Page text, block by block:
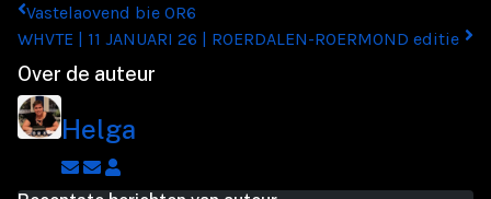
Vastelaovend bie OR6
WHVTE | 11 JANUARI 26 | ROERDALEN-ROERMOND editie
Over de auteur
Helga
Abonneer
op
Afmelden
op
Helga